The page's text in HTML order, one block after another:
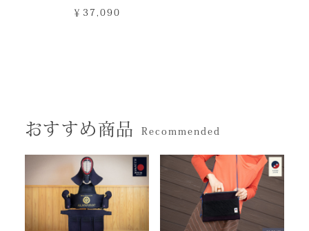
￥37,090
おすすめ商品 Recommended